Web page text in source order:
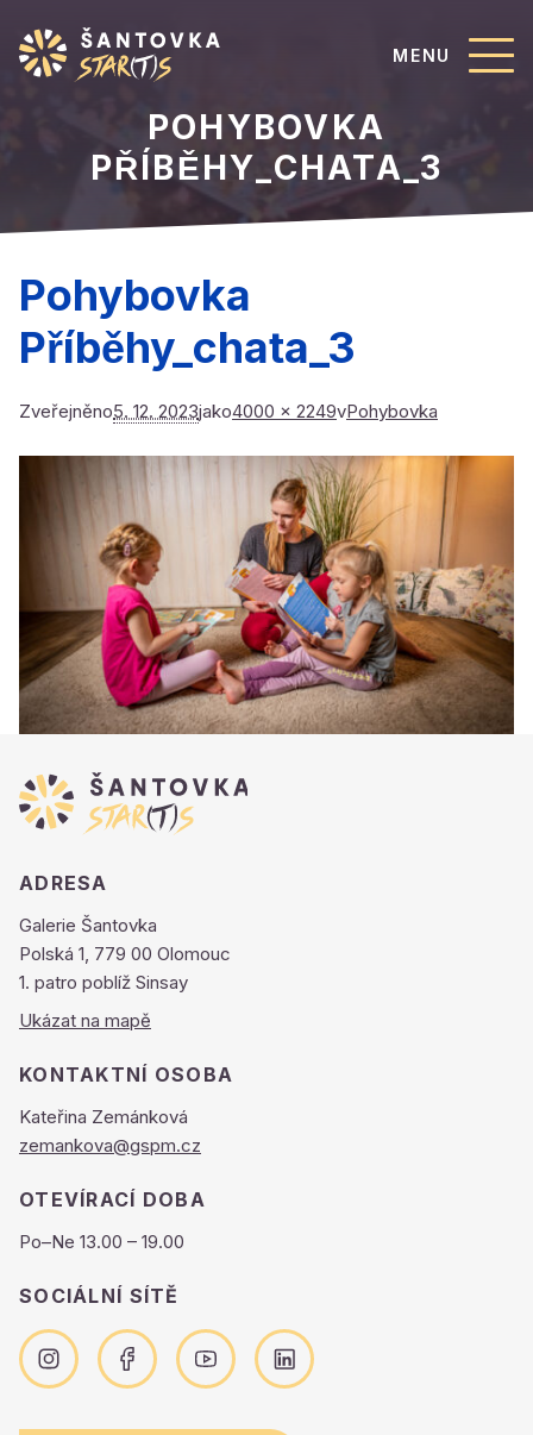
MENU
POHYBOVKA
PŘÍBĚHY_CHATA_3
Pohybovka
Příběhy_chata_3
Zveřejněno5. 12. 2023jako4000 × 2249vPohybovka
ADRESA
Galerie Šantovka
Polská 1, 779 00 Olomouc
1. patro poblíž Sinsay
Ukázat na mapě
KONTAKTNÍ OSOBA
Kateřina Zemánková
zemankova@gspm.cz
OTEVÍRACÍ DOBA
Po–Ne 13.00 – 19.00
SOCIÁLNÍ SÍTĚ